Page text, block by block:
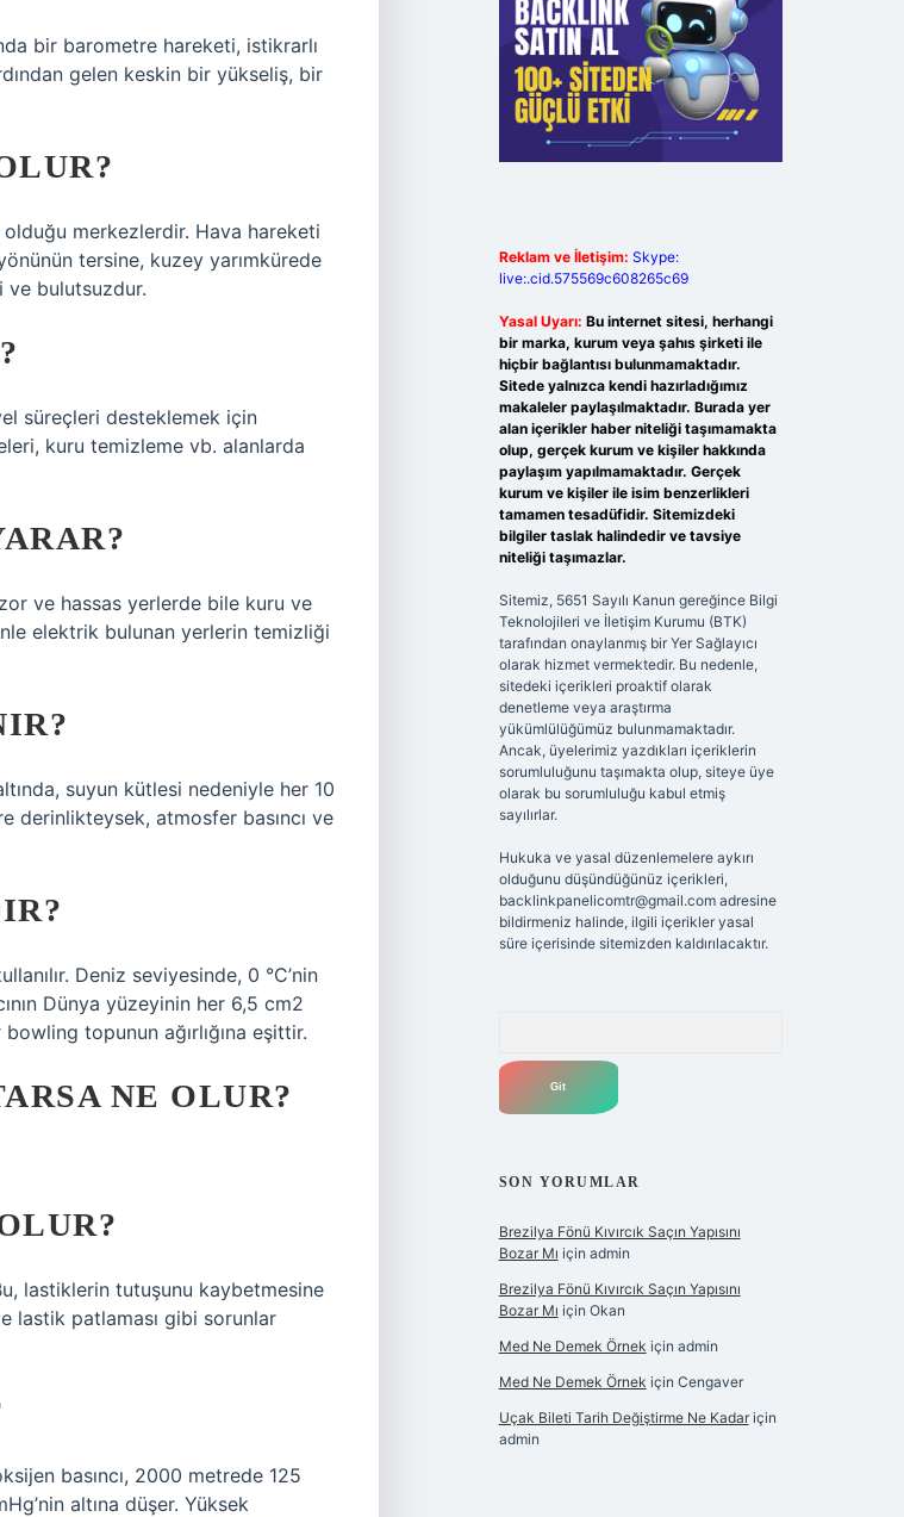
bir barometre hareketi, istikrarlı
gelen keskin bir yükseliş, bir
merkezlerdir. Hava hareketi
tersine, kuzey yarımkürede
ve bulutsuzdur.
süreçleri desteklemek için
kuru temizleme vb. alanlarda
zor ve hassas yerlerde bile kuru ve
elektrik bulunan yerlerin temizliği
suyun kütlesi nedeniyle her 10
derinlikteysek, atmosfer basıncı ve
Deniz seviyesinde, 0 °C’nin
Dünya yüzeyinin her 6,5 cm2
topunun ağırlığına eşittir.
NE OLUR?
lastiklerin tutuşunu kaybetmesine
lastik patlaması gibi sorunlar
basıncı, 2000 metrede 125
altına düşer. Yüksek
Reklam ve İletişim: Skype:
live:.cid.575569c608265c69
Yasal Uyarı: Bu internet sitesi, herhangi
bir marka, kurum veya şahıs şirketi ile
hiçbir bağlantısı bulunmamaktadır.
Sitede yalnızca kendi hazırladığımız
makaleler paylaşılmaktadır. Burada yer
alan içerikler haber niteliği taşımamakta
olup, gerçek kurum ve kişiler hakkında
paylaşım yapılmamaktadır. Gerçek
kurum ve kişiler ile isim benzerlikleri
tamamen tesadüfidir. Sitemizdeki
bilgiler taslak halindedir ve tavsiye
niteliği taşımazlar.
Sitemiz, 5651 Sayılı Kanun gereğince Bilgi
Teknolojileri ve İletişim Kurumu (BTK)
tarafından onaylanmış bir Yer Sağlayıcı
olarak hizmet vermektedir. Bu nedenle,
sitedeki içerikleri proaktif olarak
denetleme veya araştırma
yükümlülüğümüz bulunmamaktadır.
Ancak, üyelerimiz yazdıkları içeriklerin
sorumluluğunu taşımakta olup, siteye üye
olarak bu sorumluluğu kabul etmiş
sayılırlar.
Hukuka ve yasal düzenlemelere aykırı
olduğunu düşündüğünüz içerikleri,
backlinkpanelicomtr@gmail.comadresine
bildirmeniz halinde, ilgili içerikler yasal
süre içerisinde sitemizden kaldırılacaktır.
SON YORUMLAR
Brezilya Fönü Kıvırcık Saçın Yapısını
Bozar Mı için admin
Brezilya Fönü Kıvırcık Saçın Yapısını
Bozar Mı için Okan
Med Ne Demek Örnek için admin
Med Ne Demek Örnek için Cengaver
Uçak Bileti Tarih Değiştirme Ne Kadariçin
admin